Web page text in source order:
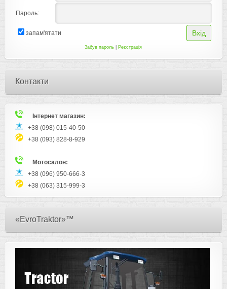
Пароль:
запам'ятати
Забув пароль Реєстрація
Контакти
Інтернет магазин:
+38 (098) 015-40-50
+38 (093) 828-8-929
Мотосалон:
+38 (096) 950-666-3
+38 (063) 315-999-3
«EvroTraktor»™